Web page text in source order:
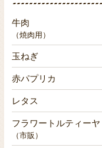
牛肉
（焼肉用）
玉ねぎ
赤パプリカ
レタス
フラワートルティーヤ
（市販）